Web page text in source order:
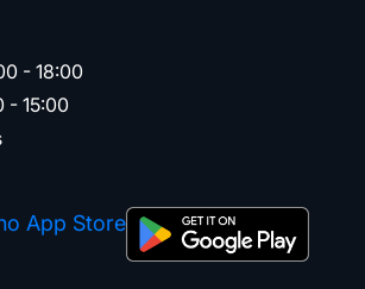
- 18:00
- 15:00